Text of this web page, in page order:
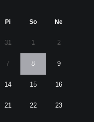
Pi So Ne
31 1 2
7 8 9
14 15 16
21 22 23